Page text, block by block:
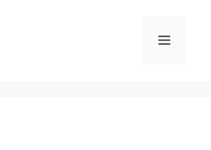
Menú